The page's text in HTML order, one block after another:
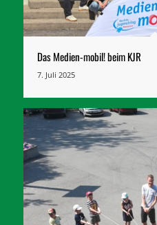
Das Medien-mobil! beim KJR
7. Juli 2025